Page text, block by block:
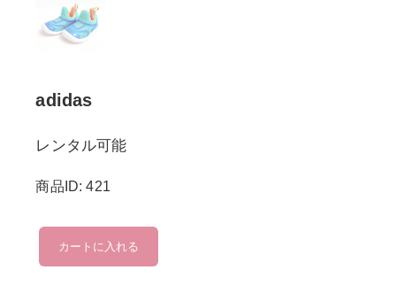
adidas
レンタル可能
商品ID: 421
adidas
個
カートに入れる